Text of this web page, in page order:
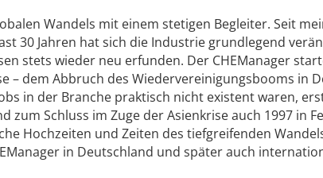
Wandels mit einem stetigen Begleiter. Seit
30 Jahren hat sich die Industrie grundlegend
stets wieder neu erfunden. Der CHEManager
– dem Abbruch des Wiedervereinigungsbooms in
in der Branche praktisch nicht existent waren,
zum Schluss im Zuge der Asienkrise auch 1997 in
Hochzeiten und Zeiten des tiefgreifenden
in Deutschland und später auch